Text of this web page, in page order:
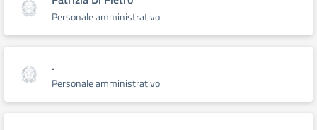
Personale amministrativo
.
Personale amministrativo